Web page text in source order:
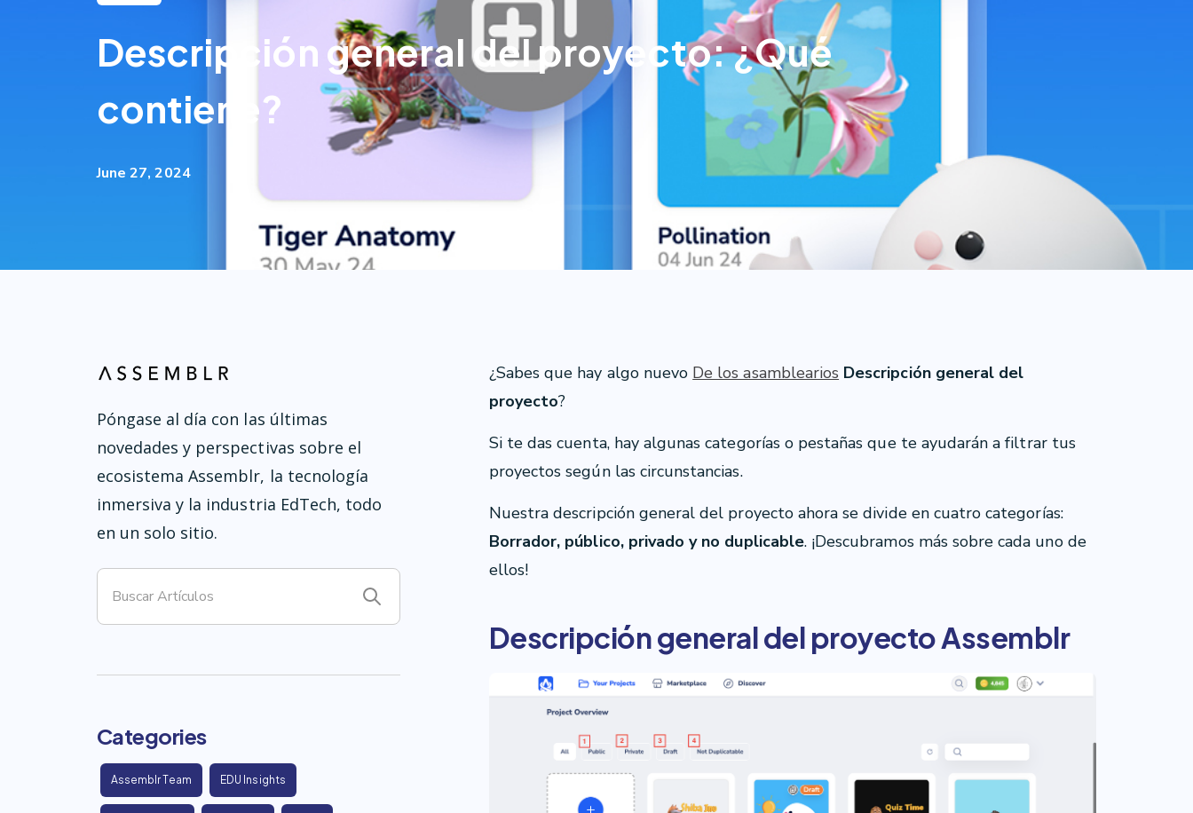
Descripción general del proyecto: ¿Qué
contiene?
June 27, 2024
Póngase al día con las últimas
novedades y perspectivas sobre el
ecosistema Assemblr, la tecnología
inmersiva y la industria EdTech, todo
en un solo sitio.
Categories
Assemblr Team EDU Insights
¿Sabes que hay algo nuevo De los asamblearios Descripción general del
proyecto?
Si te das cuenta, hay algunas categorías o pestañas que te ayudarán a filtrar tus
proyectos según las circunstancias.
Nuestra descripción general del proyecto ahora se divide en cuatro categorías:
Borrador, público, privado y no duplicable. ¡Descubramos más sobre cada uno de
ellos!
Descripción general del proyecto Assemblr